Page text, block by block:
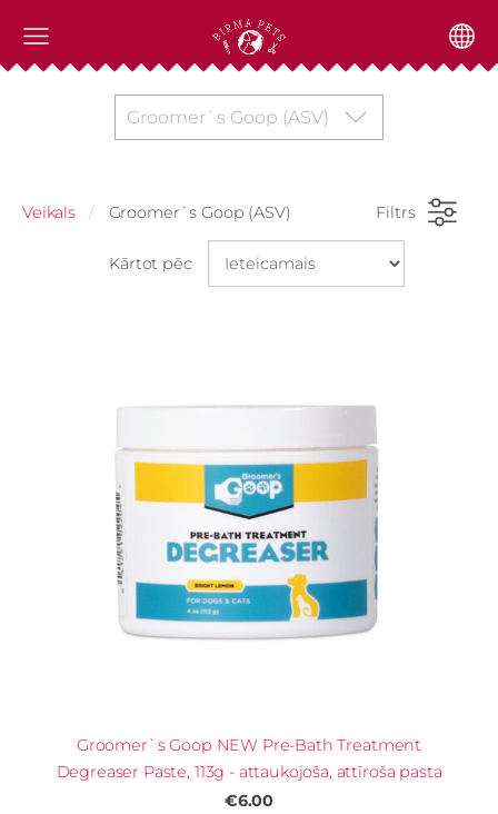
Groomer`s Goop (ASV)
Veikals Groomer`s Goop (ASV) Filtrs
Kārtot pēc
Groomer`s Goop NEW Pre-Bath Treatment
Degreaser Paste, 113g - attaukojoša, attīroša pasta
€6.00